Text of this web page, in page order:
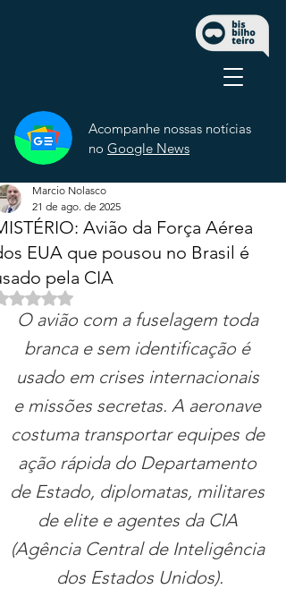
Acompanhe nossas notícias
no Google News
Avião da Força Aérea
EUA que pousou no Brasil é
pela CIA
Marcio Nolasco
21 de ago. de 2025
Avaliado com NaN de 5 estrelas.
O avião com a fuselagem toda
branca e sem identificação é
usado em crises internacionais
e missões secretas. A aeronave
costuma transportar equipes de
ação rápida do Departamento
de Estado, diplomatas, militares
de elite e agentes da CIA
(Agência Central de Inteligência
dos Estados Unidos).